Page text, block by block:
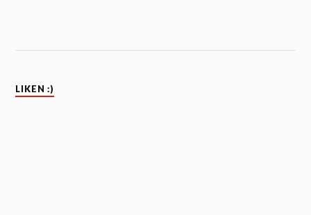
LIKEN :)